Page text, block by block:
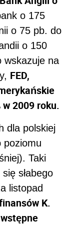
o 175
o 75 pb. do
o 150
wskazuje na
FED,
2009 roku.
dla polskiej
poziomu
Taki
słabego
listopad
K.